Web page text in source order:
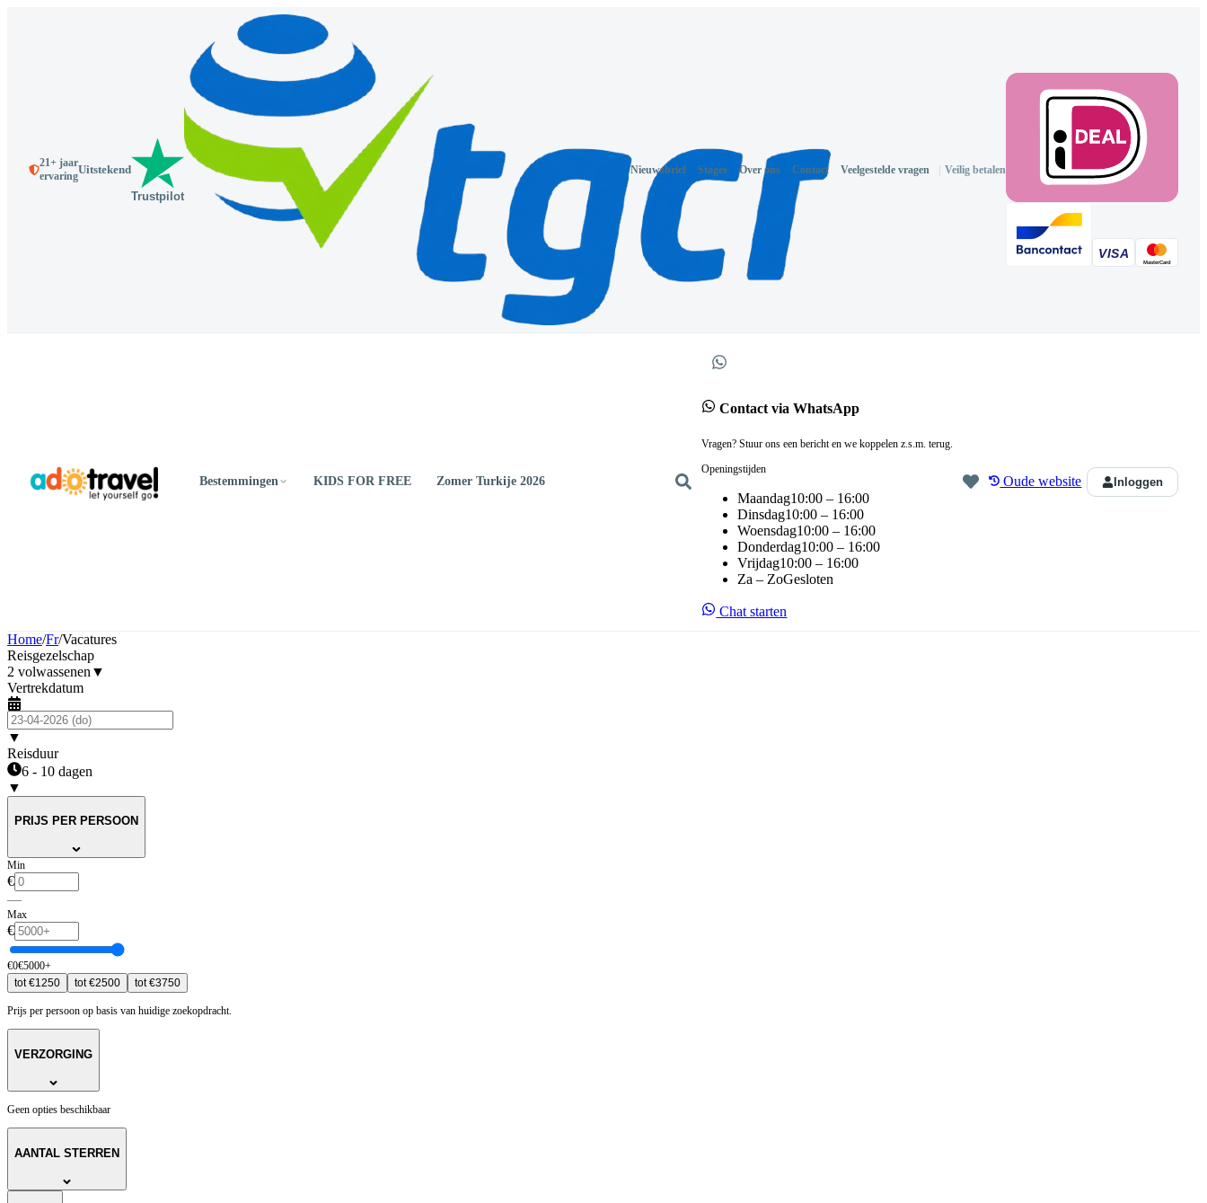
21+ jaar
ervaringUitstekend
Trustpilot
Nieuwsbrief Stages Over ons Contact Veelgestelde vragen | Veilig betalen
Bestemmingen KIDS FOR FREE Zomer Turkije 2026
Contact via WhatsApp
Vragen? Stuur ons een bericht en we koppelen z.s.m. terug.
Openingstijden
Maandag10:00 – 16:00
Dinsdag10:00 – 16:00
Woensdag10:00 – 16:00
Donderdag10:00 – 16:00
Vrijdag10:00 – 16:00
Za – ZoGesloten
Chat starten
Oude website Inloggen
Home/Fr/Vacatures
Reisgezelschap
2 volwassenen ▼
Vertrekdatum
▼
Reisduur
6 - 10 dagen
▼
PRIJS PER PERSOON
Min
€
—
Max
€
€0€5000+
tot€1250 tot€2500 tot€3750
Prijs per persoon op basis van huidige zoekopdracht.
VERZORGING
Geen opties beschikbaar
AANTAL STERREN